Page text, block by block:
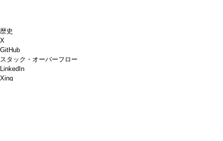
歴史
X
GitHub
スタック・オーバーフロー
LinkedIn
Xing